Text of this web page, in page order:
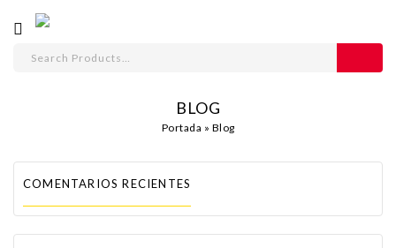
BLOG
Portada » Blog
COMENTARIOS RECIENTES